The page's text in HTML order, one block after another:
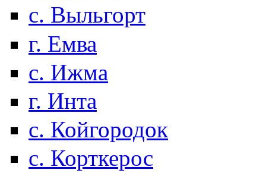
с. Выльгорт
г. Емва
с. Ижма
г. Инта
с. Койгородок
с. Корткерос